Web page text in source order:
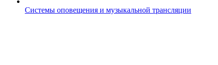
Системы оповещения и музыкальной трансляции